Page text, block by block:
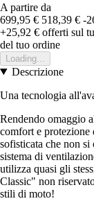
A partire da
699,95 € 518,39 € -
+25,92 € offerti sul
del tuo ordine
Loading...
Descrizione
Una tecnologia
Rendendo omaggio
comfort e protezione
sofisticata che non
sistema di
utilizza quasi gli
Classic" non
stili di moto!